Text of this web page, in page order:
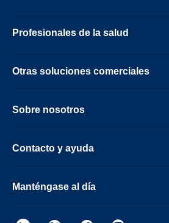
Profesionales de la salud
Otras soluciones comerciales
Sobre nosotros
Contacto y ayuda
Manténgase al día